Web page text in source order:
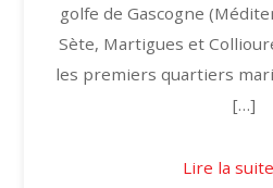
golfe de Gascogne
Sète, Martigues et
les premiers quartiers
[…]
Lire la suite